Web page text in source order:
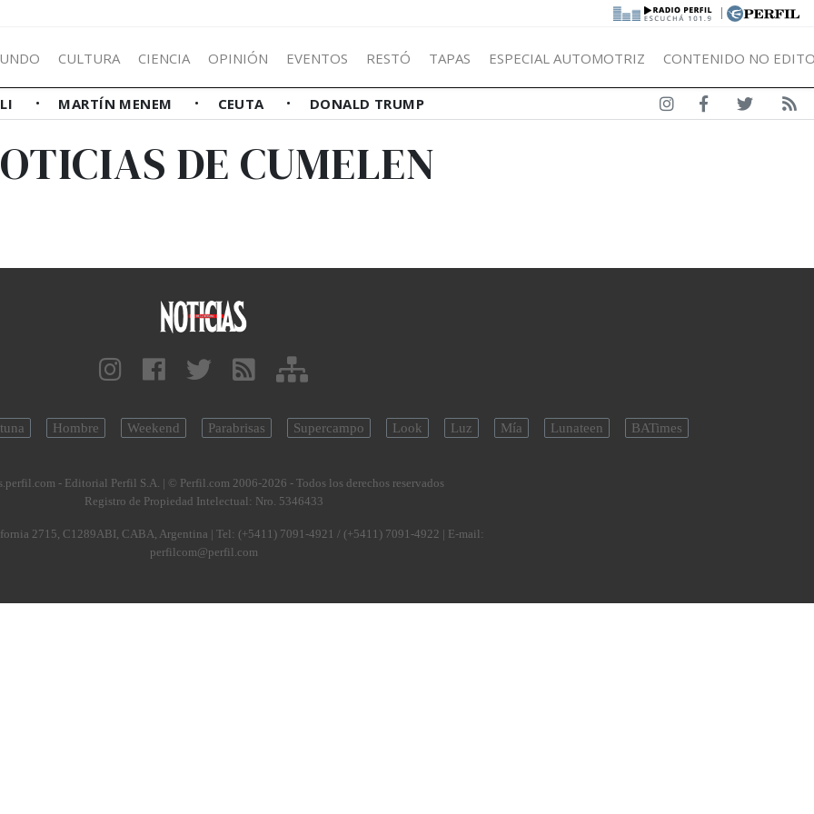
|
CULTURA CIENCIA OPINIÓN EVENTOS RESTÓ TAPAS ESPECIAL AUTOMOTRIZ CONTENIDO NO
MARTÍN MENEM CEUTA DONALD TRUMP
DE CUMELEN
Hombre Weekend Parabrisas Supercampo Look Luz Mía Lunateen BATimes
- Editorial Perfil S.A. | © Perfil.com 2006-2026 - Todos los derechos reservados
Registro de Propiedad Intelectual: Nro. 5346433
2715, C1289ABI, CABA, Argentina | Tel: (+5411) 7091-4921 / (+5411) 7091-4922 | E-mail:
perfilcom@perfil.com